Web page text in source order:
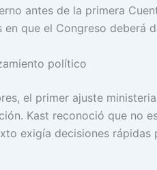
antes de la primera
en que el Congreso deberá
político
el primer ajuste
Kast reconoció que no
exigía decisiones